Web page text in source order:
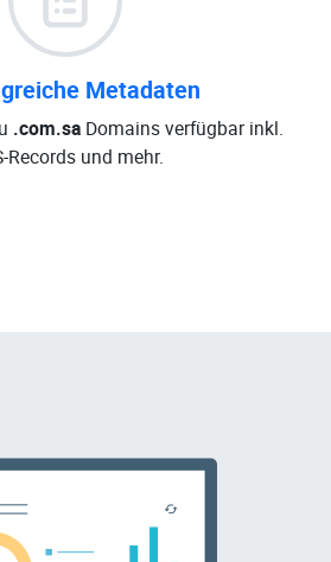
Metadaten
.com.saDomains verfügbar inkl.
Records und mehr.